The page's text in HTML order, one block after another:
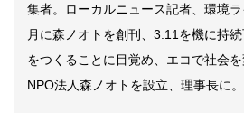
集者。ローカルニュース記者、環境
月に森ノオトを創刊、3.11を機に持
をつくることに目覚め、エコで社会を
NPO法人森ノオトを設立、理事長に